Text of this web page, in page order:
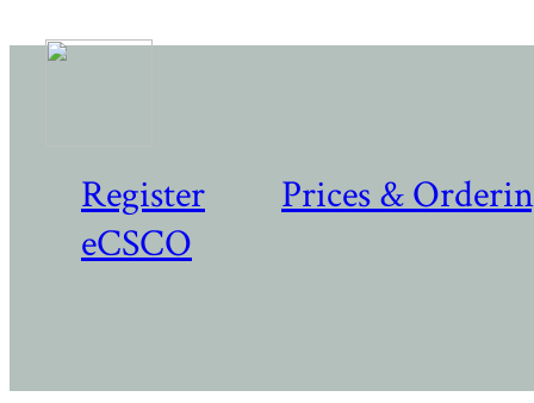
Register
Prices &
eCSCO